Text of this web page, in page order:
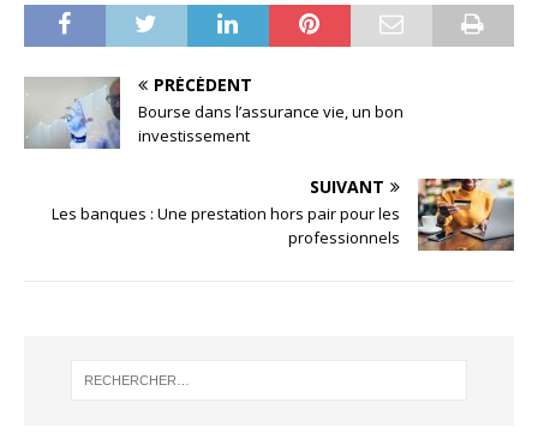
PRÉCÉDENT
Bourse dans l’assurance vie, un bon
investissement
SUIVANT
Les banques : Une prestation hors pair pour les
professionnels